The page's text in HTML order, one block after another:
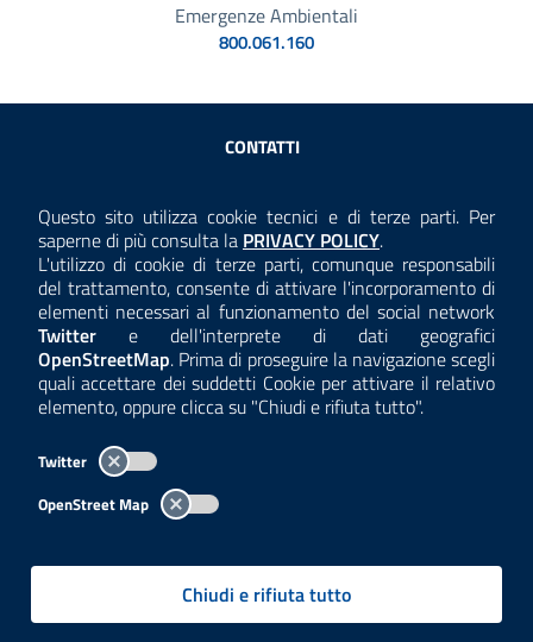
Questo sito utilizza cookie tecnici e di terze parti. Per
saperne di più consulta la Consulta la
PRIVACY POLICY.
L'utilizzo di cookie di terze parti, comunque responsabili
del trattamento, consente di attivare l'incorporamento di
elementi necessari al funzionamento del social network
Twitter e dell'interprete di dati geografici
OpenStreetMap. Prima di proseguire la navigazione scegli
quali accettare dei suddetti Cookie per attivare il relativo
elemento, oppure clicca su "Chiudi e rifiuta tutto".
Twitter
OpenStreet Map
Chiudi e rifiuta tutto
Emergenze Ambientali
800.061.160
Sezione Link Utili
CONTATTI
ANTICORRUZIONE
ACCESSIBILITÀ
COOKIE E PRIVACY
TEMI A-Z
Per l'utilizzo del logo e dei dati fare riferimento al regolamento
consultabile aquesta pagina